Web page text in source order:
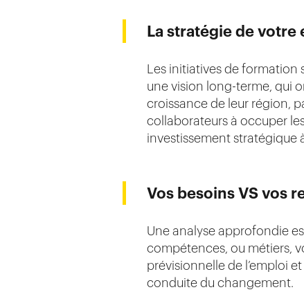
La stratégie de votre
Les initiatives de formation
une vision long-terme, qui
croissance de leur région,
collaborateurs à occuper
investissement stratégique
Vos besoins VS vos
Une analyse approfondie
compétences, ou métiers,
prévisionnelle de l’emploi
conduite du changement.